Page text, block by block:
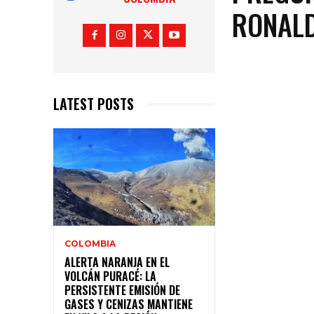
LATEST POSTS
COLOMBIA
ALERTA NARANJA EN EL
VOLCÁN PURACÉ: LA
PERSISTENTE EMISIÓN DE
GASES Y CENIZAS MANTIENE